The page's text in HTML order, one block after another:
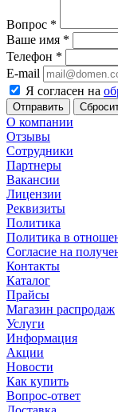
Вопрос *
Ваше имя *
Телефон *
E-mail
Я согласен на
О компании
Отзывы
Сотрудники
Партнеры
Вакансии
Лицензии
Реквизиты
Политика
Политика в
Согласие на
Контакты
Каталог
Прайсы
Магазин распродаж
Услуги
Информация
Акции
Новости
Как купить
Вопрос-ответ